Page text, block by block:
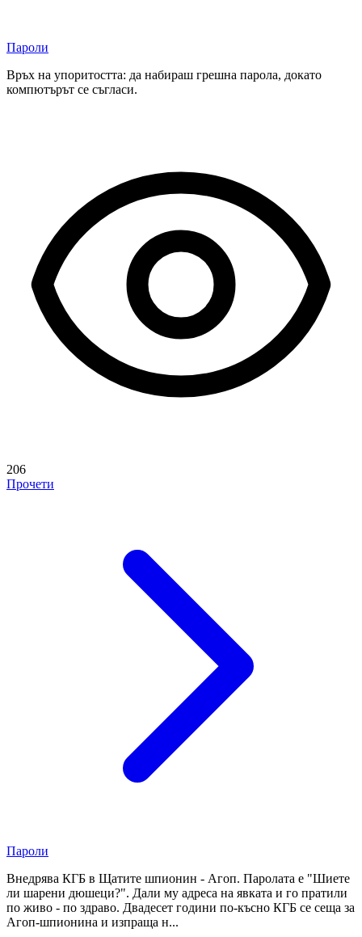
Пароли
Връх на упоритостта: да набираш грешна парола, докато
компютърът се съгласи.
206
Прочети
Пароли
Внедрява КГБ в Щатите шпионин - Агоп. Паролата е "Шиете
ли шарени дюшеци?". Дали му адреса на явката и го пратили
по живо - по здраво. Двадесет години по-късно КГБ се сеща за
Агоп-шпионина и изпраща н...